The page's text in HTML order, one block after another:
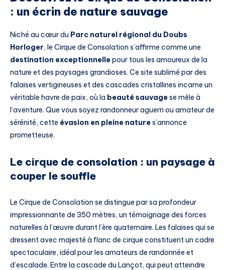
: un écrin de nature sauvage
Niché au cœur du Parc naturel régional du Doubs
Horloger, le Cirque de Consolation s’affirme comme une
destination exceptionnellepour tous les amoureux de la
nature et des paysages grandioses. Ce site sublimé par des
falaises vertigineuses et des cascades cristallines incarne un
véritable havre de paix, où la beauté sauvagese mêle à
l’aventure. Que vous soyez randonneur aguerri ou amateur de
sérénité, cette évasion en pleine natures’annonce
prometteuse.
Le cirque de consolation : un paysage à
couper le souffle
Le Cirque de Consolation se distingue par sa profondeur
impressionnante de 350 mètres, un témoignage des forces
naturelles à l’œuvre durant l’ère quaternaire. Les falaises qui se
dressent avec majesté à flanc de cirque constituent un cadre
spectaculaire, idéal pour les amateurs de randonnée et
d’escalade. Entre la cascade du Lançot, qui peut atteindre